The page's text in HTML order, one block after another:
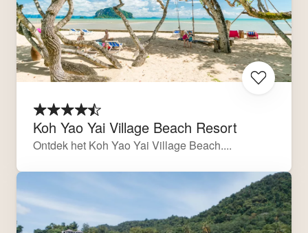
Koh Yao Yai Village Beach Resort
Ontdek het Koh Yao Yai Village Beach....